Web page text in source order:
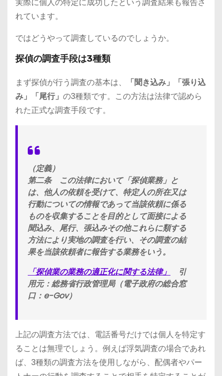
実際に個人の特定に成功したという調査結果も報告さ
れています。
ではどうやって調査しているのでしょうか。
探偵の調査手段は3種類
まず探偵が行う調査の基本は、
「聞き込み」「張り込
み」「尾行」 の3種類です。この方法は法律で認めら
れた正式な調査手段です。
（定義）
第二条この法律において「探偵業務」と
は、他人の依頼を受けて、特定人の所在又は
行動についての情報であって当該依頼に係る
ものを収集することを目的として面接による
聞込み、尾行、張込みその他これらに類する
方法により実地の調査を行い、その調査の結
果を当該依頼者に報告する業務をいう。
「探偵業の業務の適正化に関する法律」
引
用元：総務省行政管理局（電子政府の総合窓
口：e-Gov）
上記の調査方法では、電話番号だけでは個人を特定す
ることは無理でしょう。例えば浮気調査の場合であれ
ば、3種類の調査方法を使用しながら、配偶者やパー